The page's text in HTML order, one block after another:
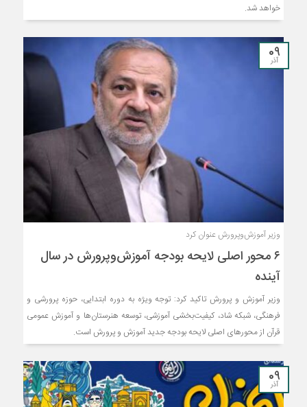
خواهد شد.
09
آذر
وزیر آموزش‌وپرورش عنوان کرد
۶ محور اصلی لایحه بودجه آموزش‌وپرورش در سال
آینده
وزیر آموزش و پرورش تاکید کرد: توجه ویژه به دوره ابتدایی، حوزه پرورشی و
فرهنگی، شبکه شاد، کیفیت‌بخشی آموزشی، توسعه هنرستان‌ها و آموزش عمومی
قرآن از محورهای اصلی لایحه بودجه جدید آموزش و پرورش است.
09
آذر